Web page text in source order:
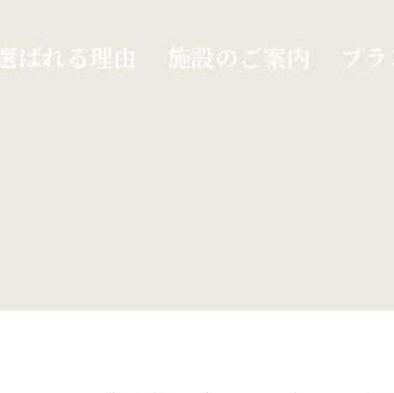
ばれる理由 施設のご案内 プラ